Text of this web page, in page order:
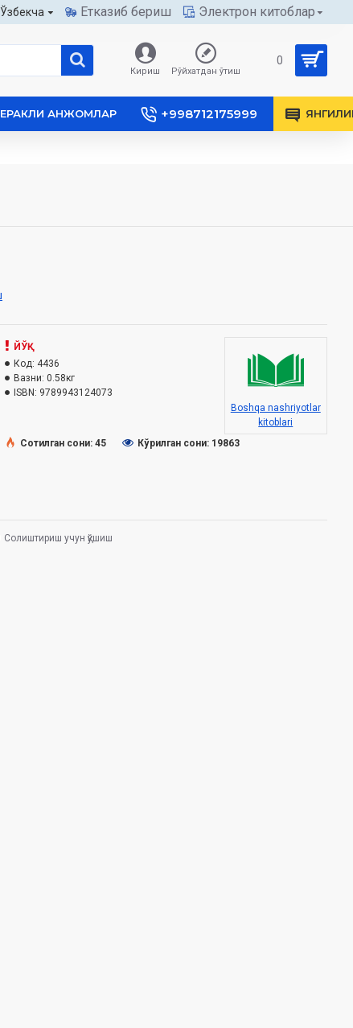
Ўзбекча Етказиб бериш Электрон китоблар
Кириш Рўйхатдан ўтиш
0
АНЖОМЛАР +998712175999
ЙЎҚ
Код: 4436
Вазни: 0.58кг
ISBN: 9789943124073
Boshqa nashriyotlar
kitoblari
Сотилган сони: 45
Кўрилган сони: 19863
Солиштириш учун қўшиш